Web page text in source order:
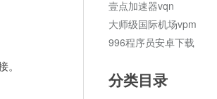
壹点加速器vqn
大师级国际机场vpm
996程序员安卓下载
分类目录